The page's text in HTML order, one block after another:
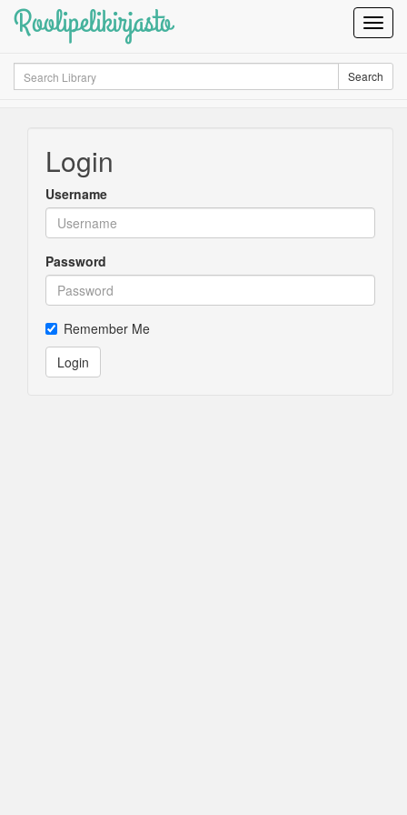
Roolipelikirjasto
Search Search
Login
Username
Password
Remember Me
Login